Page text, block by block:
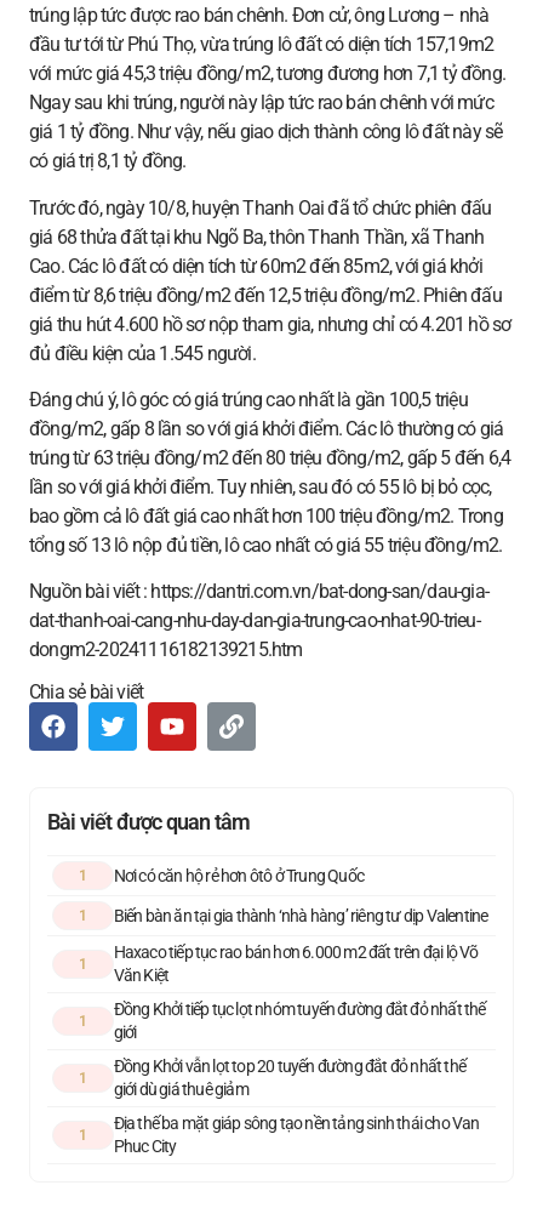
trúng lập tức được rao bán chênh. Đơn cử, ông Lương – nhà
đầu tư tới từ Phú Thọ, vừa trúng lô đất có diện tích 157,19m2
với mức giá 45,3 triệu đồng/m2, tương đương hơn 7,1 tỷ đồng.
Ngay sau khi trúng, người này lập tức rao bán chênh với mức
giá 1 tỷ đồng. Như vậy, nếu giao dịch thành công lô đất này sẽ
có giá trị 8,1 tỷ đồng.
Trước đó, ngày 10/8, huyện Thanh Oai đã tổ chức phiên đấu
giá 68 thửa đất tại khu Ngõ Ba, thôn Thanh Thần, xã Thanh
Cao. Các lô đất có diện tích từ 60m2 đến 85m2, với giá khởi
điểm từ 8,6 triệu đồng/m2 đến 12,5 triệu đồng/m2. Phiên đấu
giá thu hút 4.600 hồ sơ nộp tham gia, nhưng chỉ có 4.201 hồ sơ
đủ điều kiện của 1.545 người.
Đáng chú ý, lô góc có giá trúng cao nhất là gần 100,5 triệu
đồng/m2, gấp 8 lần so với giá khởi điểm. Các lô thường có giá
trúng từ 63 triệu đồng/m2 đến 80 triệu đồng/m2, gấp 5 đến 6,4
lần so với giá khởi điểm. Tuy nhiên, sau đó có 55 lô bị bỏ cọc,
bao gồm cả lô đất giá cao nhất hơn 100 triệu đồng/m2. Trong
tổng số 13 lô nộp đủ tiền, lô cao nhất có giá 55 triệu đồng/m2.
Nguồn bài viết : https://dantri.com.vn/bat-dong-san/dau-gia-
dat-thanh-oai-cang-nhu-day-dan-gia-trung-cao-nhat-90-trieu-
dongm2-20241116182139215.htm
Chia sẻ bài viết
Bài viết được quan tâm
1 Nơi có căn hộ rẻ hơn ôtô ở Trung Quốc
1 Biến bàn ăn tại gia thành ‘nhà hàng’ riêng tư dịp Valentine
1
Haxaco tiếp tục rao bán hơn 6.000 m2 đất trên đại lộ Võ
Văn Kiệt
1
Đồng Khởi tiếp tục lọt nhóm tuyến đường đắt đỏ nhất thế
giới
1
Đồng Khởi vẫn lọt top 20 tuyến đường đắt đỏ nhất thế
giới dù giá thuê giảm
1
Địa thế ba mặt giáp sông tạo nền tảng sinh thái cho Van
Phuc City